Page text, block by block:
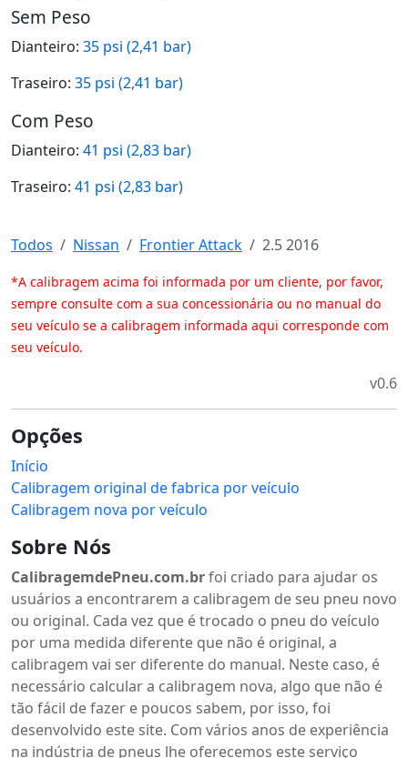
Sem Peso
Dianteiro: 35 psi (2,41 bar)
Traseiro: 35 psi (2,41 bar)
Com Peso
Dianteiro: 41 psi (2,83 bar)
Traseiro: 41 psi (2,83 bar)
Todos Nissan Frontier Attack 2.5 2016
*A calibragem acima foi informada por um cliente, por favor,
sempre consulte com a sua concessionária ou no manual do
seu veículo se a calibragem informada aqui corresponde com
seu veículo.
v0.6
Opções
Início
Calibragem original de fabrica por veículo
Calibragem nova por veículo
Sobre Nós
CalibragemdePneu.com.brfoi criado para ajudar os
usuários a encontrarem a calibragem de seu pneu novo
ou original. Cada vez que é trocado o pneu do veículo
por uma medida diferente que não é original, a
calibragem vai ser diferente do manual. Neste caso, é
necessário calcular a calibragem nova, algo que não é
tão fácil de fazer e poucos sabem, por isso, foi
desenvolvido este site. Com vários anos de experiência
na indústria de pneus lhe oferecemos este serviço